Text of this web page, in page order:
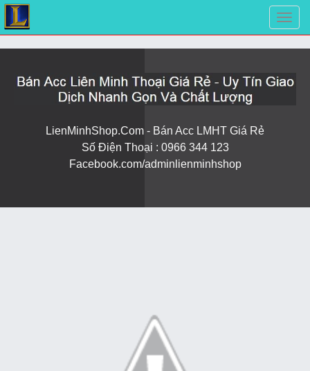
-->
LienMinhShop.Com - Bán Acc LMHT Giá Rẻ
Số Điện Thoại : 0966 344 123
Facebook.com/adminlienminhshop